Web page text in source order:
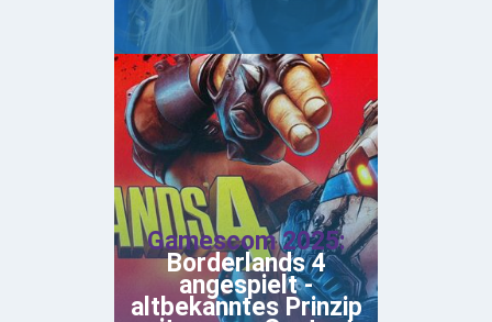
Gamescom 2025:
Borderlands 4
angespielt -
altbekanntes Prinzip